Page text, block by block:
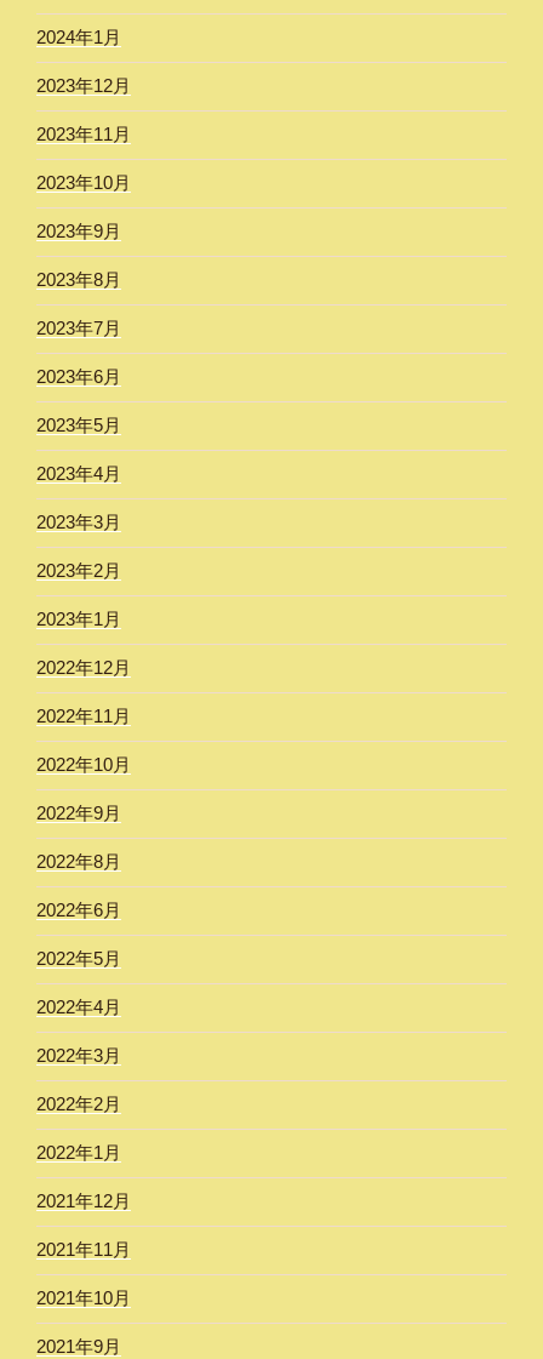
2024年1月
2023年12月
2023年11月
2023年10月
2023年9月
2023年8月
2023年7月
2023年6月
2023年5月
2023年4月
2023年3月
2023年2月
2023年1月
2022年12月
2022年11月
2022年10月
2022年9月
2022年8月
2022年6月
2022年5月
2022年4月
2022年3月
2022年2月
2022年1月
2021年12月
2021年11月
2021年10月
2021年9月